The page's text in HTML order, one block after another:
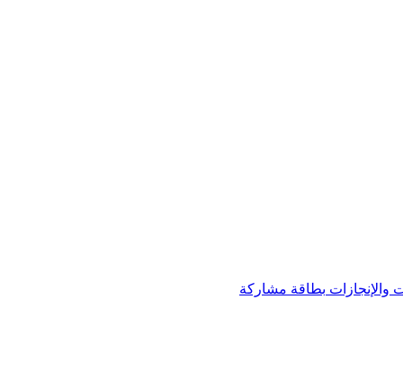
والإنجازات بطاقة مشاركة